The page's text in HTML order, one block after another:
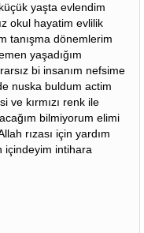
yaşta evlendim
okul hayatim evlilik
tanışma dönemlerim
yaşadığım
bi insanım nefsime
nuska buldum actim
ve kırmızı renk ile
bilmiyorum elimi
rızası için yardım
içindeyim intihara